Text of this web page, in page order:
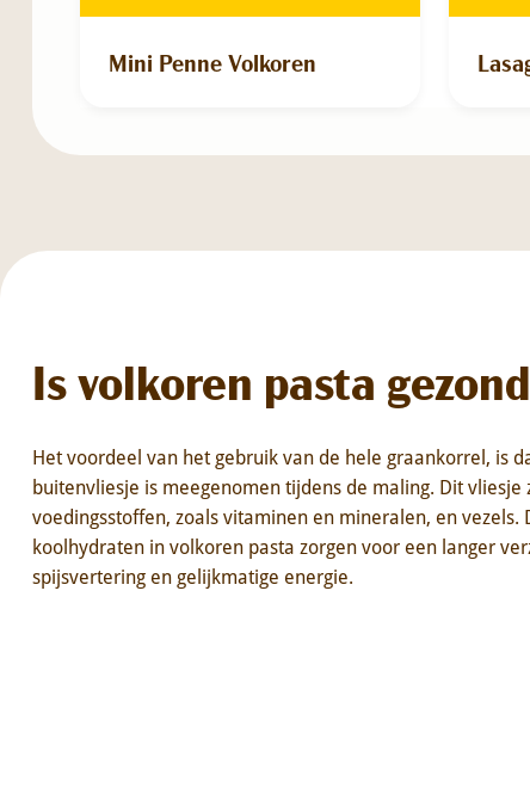
Mini Penne Volkoren
Is volkoren pasta
Het voordeel van het gebruik van de hele graankorrel, is
buitenvliesje is meegenomen tijdens de maling. Dit vliesje
voedingsstoffen, zoals vitaminen en mineralen, en vezels.
koolhydraten in volkoren pasta zorgen voor een langer
spijsvertering en gelijkmatige energie.